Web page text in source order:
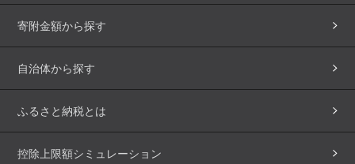
寄附金額から探す
自治体から探す
ふるさと納税とは
控除上限額シミュレーション